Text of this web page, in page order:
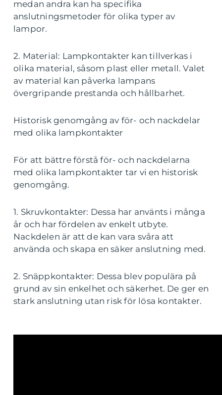
medan andra kan ha specifika
anslutningsmetoder för olika typer av
lampor.
2. Material: Lampkontakter kan tillverkas i
olika material, såsom plast eller metall. Valet
av material kan påverka lampans
övergripande prestanda och hållbarhet.
Historisk genomgång av för- och nackdelar
med olika lampkontakter
För att bättre förstå för- och nackdelarna
med olika lampkontakter tar vi en historisk
genomgång.
1. Skruvkontakter: Dessa har använts i många
år och har fördelen av enkelt utbyte.
Nackdelen är att de kan vara svåra att
använda och skapa en säker anslutning med.
2. Snäppkontakter: Dessa blev populära på
grund av sin enkelhet och säkerhet. De ger en
stark anslutning utan risk för lösa kontakter.